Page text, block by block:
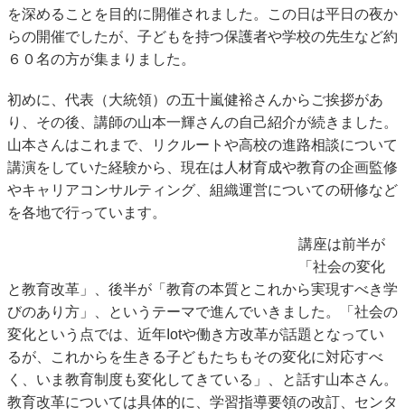
を深めることを目的に開催されました。この日は平日の夜か
らの開催でしたが、子どもを持つ保護者や学校の先生など約
６０名の方が集まりました。
初めに、代表（大統領）の五十嵐健裕さんからご挨拶があ
り、その後、講師の山本一輝さんの自己紹介が続きました。
山本さんはこれまで、リクルートや高校の進路相談について
講演をしていた経験から、現在は人材育成や教育の企画監修
やキャリアコンサルティング、組織運営についての研修など
を各地で行っています。
講座は前半が
「社会の変化
と教育改革」、後半が「教育の本質とこれから実現すべき学
びのあり方」、というテーマで進んでいきました。「社会の
変化という点では、近年Iotや働き方改革が話題となってい
るが、これからを生きる子どもたちもその変化に対応すべ
く、いま教育制度も変化してきている」、と話す山本さん。
教育改革については具体的に、学習指導要領の改訂、センタ